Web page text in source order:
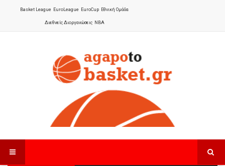
Basket League EuroLeague EuroCup Εθνική Ομάδα
Διεθνείς Διοργανώσεις NBA